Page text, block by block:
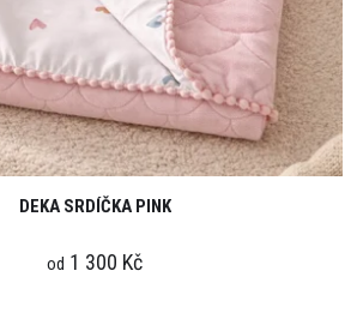
DEKA SRDÍČKA PINK
od 1 300 Kč